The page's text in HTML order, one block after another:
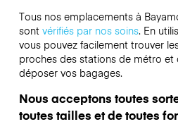
Tous nos emplacements à
sont vérifiés par nos soins. En
vous pouvez facilement trouver
proches des stations de métro et
déposer vos bagages.
Nous acceptons toutes
toutes tailles et de toutes